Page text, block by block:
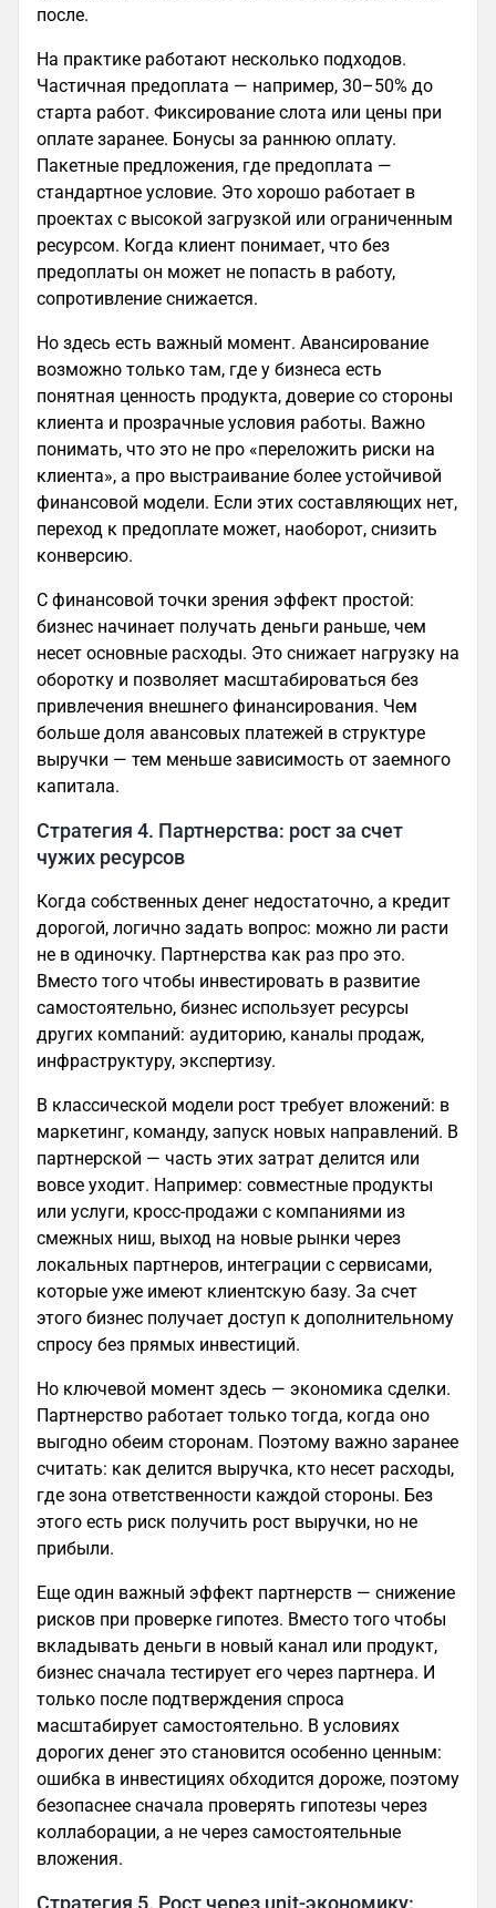
после.
На практике работают несколько подходов.
Частичная предоплата — например, 30–50% до
старта работ. Фиксирование слота или цены при
оплате заранее. Бонусы за раннюю оплату.
Пакетные предложения, где предоплата —
стандартное условие. Это хорошо работает в
проектах с высокой загрузкой или ограниченным
ресурсом. Когда клиент понимает, что без
предоплаты он может не попасть в работу,
сопротивление снижается.
Но здесь есть важный момент. Авансирование
возможно только там, где у бизнеса есть
понятная ценность продукта, доверие со стороны
клиента и прозрачные условия работы. Важно
понимать, что это не про «переложить риски на
клиента», а про выстраивание более устойчивой
финансовой модели. Если этих составляющих нет,
переход к предоплате может, наоборот, снизить
конверсию.
С финансовой точки зрения эффект простой:
бизнес начинает получать деньги раньше, чем
несет основные расходы. Это снижает нагрузку на
оборотку и позволяет масштабироваться без
привлечения внешнего финансирования. Чем
больше доля авансовых платежей в структуре
выручки — тем меньше зависимость от заемного
капитала.
Стратегия 4. Партнерства: рост за счет
чужих ресурсов
Когда собственных денег недостаточно, а кредит
дорогой, логично задать вопрос: можно ли расти
не в одиночку. Партнерства как раз про это.
Вместо того чтобы инвестировать в развитие
самостоятельно, бизнес использует ресурсы
других компаний: аудиторию, каналы продаж,
инфраструктуру, экспертизу.
В классической модели рост требует вложений: в
маркетинг, команду, запуск новых направлений. В
партнерской — часть этих затрат делится или
вовсе уходит. Например: совместные продукты
или услуги, кросс-продажи с компаниями из
смежных ниш, выход на новые рынки через
локальных партнеров, интеграции с сервисами,
которые уже имеют клиентскую базу. За счет
этого бизнес получает доступ к дополнительному
спросу без прямых инвестиций.
Но ключевой момент здесь — экономика сделки.
Партнерство работает только тогда, когда оно
выгодно обеим сторонам. Поэтому важно заранее
считать: как делится выручка, кто несет расходы,
где зона ответственности каждой стороны. Без
этого есть риск получить рост выручки, но не
прибыли.
Еще один важный эффект партнерств — снижение
рисков при проверке гипотез. Вместо того чтобы
вкладывать деньги в новый канал или продукт,
бизнес сначала тестирует его через партнера. И
только после подтверждения спроса
масштабирует самостоятельно. В условиях
дорогих денег это становится особенно ценным:
ошибка в инвестициях обходится дороже, поэтому
безопаснее сначала проверять гипотезы через
коллаборации, а не через самостоятельные
вложения.
Стратегия 5. Рост через unit-экономику: